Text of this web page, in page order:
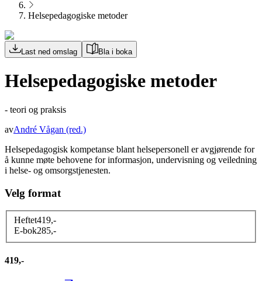
Helsepedagogiske metoder
Last ned omslag Bla i boka
Helsepedagogiske metoder
- teori og praksis
avAndré Vågan (red.)
Helsepedagogisk kompetanse blant helsepersonell er avgjørende for
å kunne møte behovene for informasjon, undervisning og veiledning
i helse- og omsorgstjenesten.
Velg format
Heftet419,-
E-bok285,-
419,-